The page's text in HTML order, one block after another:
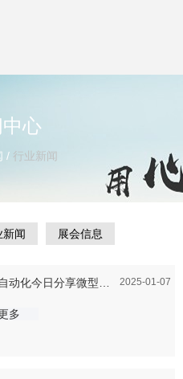
心
/ 行业新闻
新闻 展会信息
2025-01-07
动化今日分享微型减
的魅力
多